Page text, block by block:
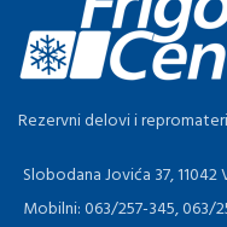
Rezervni delovi i
Slobodana Jovića 37,
Mobilni: 063/257-345, 063/